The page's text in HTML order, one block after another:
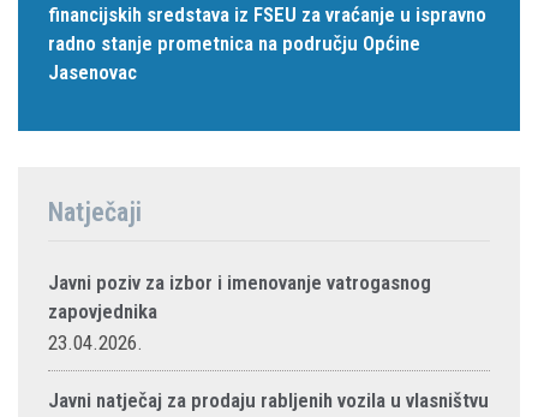
financijskih sredstava iz FSEU za vraćanje u ispravno
radno stanje prometnica na području Općine
Jasenovac
Natječaji
Javni poziv za izbor i imenovanje vatrogasnog
zapovjednika
23.04.2026.
Javni natječaj za prodaju rabljenih vozila u vlasništvu